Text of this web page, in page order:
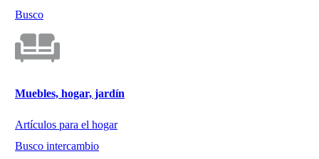
Busco
Muebles, hogar, jardín
Artículos para el hogar
Busco intercambio